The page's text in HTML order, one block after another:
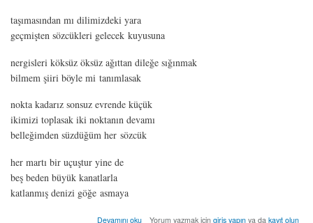
taşımasından mı dilimizdeki yara
geçmişten sözcükleri gelecek kuyusuna
nergisleri köksüz öksüz ağıttan dileğe sığınmak
bilmem şiiri böyle mi tanımlasak
nokta kadarız sonsuz evrende küçük
ikimizi toplasak iki noktanın devamı
belleğimden süzdüğüm her sözcük
her martı bir uçuştur yine de
beş beden büyük kanatlarla
katlanmış denizi göğe asmaya
her
Devamını oku Yorum yazmak için giriş yapınya da kayıt olun